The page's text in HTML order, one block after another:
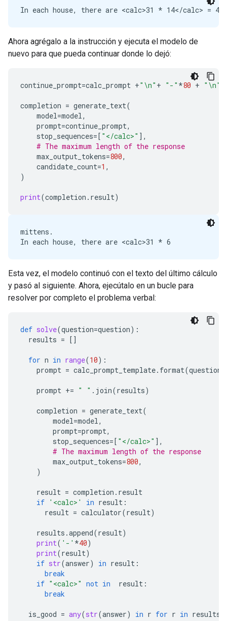
Ahora agrégalo a la instrucción y ejecuta el modelo de
nuevo para que pueda continuar donde lo dejó:
continue_prompt=calc_prompt +" \n" + "-" *80 + " \n"
completion = generate_text(
model=model,
prompt=continue_prompt,
stop_sequences=[ "</calc>" ],
# The maximum length of the response
max_output_tokens=800,
candidate_count=1 ,
)
print(completion . result)
mittens.
Esta vez, el modelo continuó con el texto del último cálculo
y pasó al siguiente. Ahora, ejecútalo en un bucle para
resolver por completo el problema verbal:
def solve(question=question):
results = []
for n in range(10):
prompt = calc_prompt_template. format(question
prompt += " " . join(results)
completion = generate_text(
model=model,
prompt=prompt,
stop_sequences=[ "</calc>" ],
# The maximum length of the response
max_output_tokens=800,
)
result = completion . result
if '<calc>' in result :
result = calculator(result)
results .append(result)
print( '-' *40)
print(result)
if str(answer) in result :
break
if "<calc>" not in result :
break
is_good = any(str(answer) in r for r in results